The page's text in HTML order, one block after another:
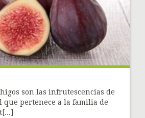
son las infrutescencias de
que pertenece a la familia de